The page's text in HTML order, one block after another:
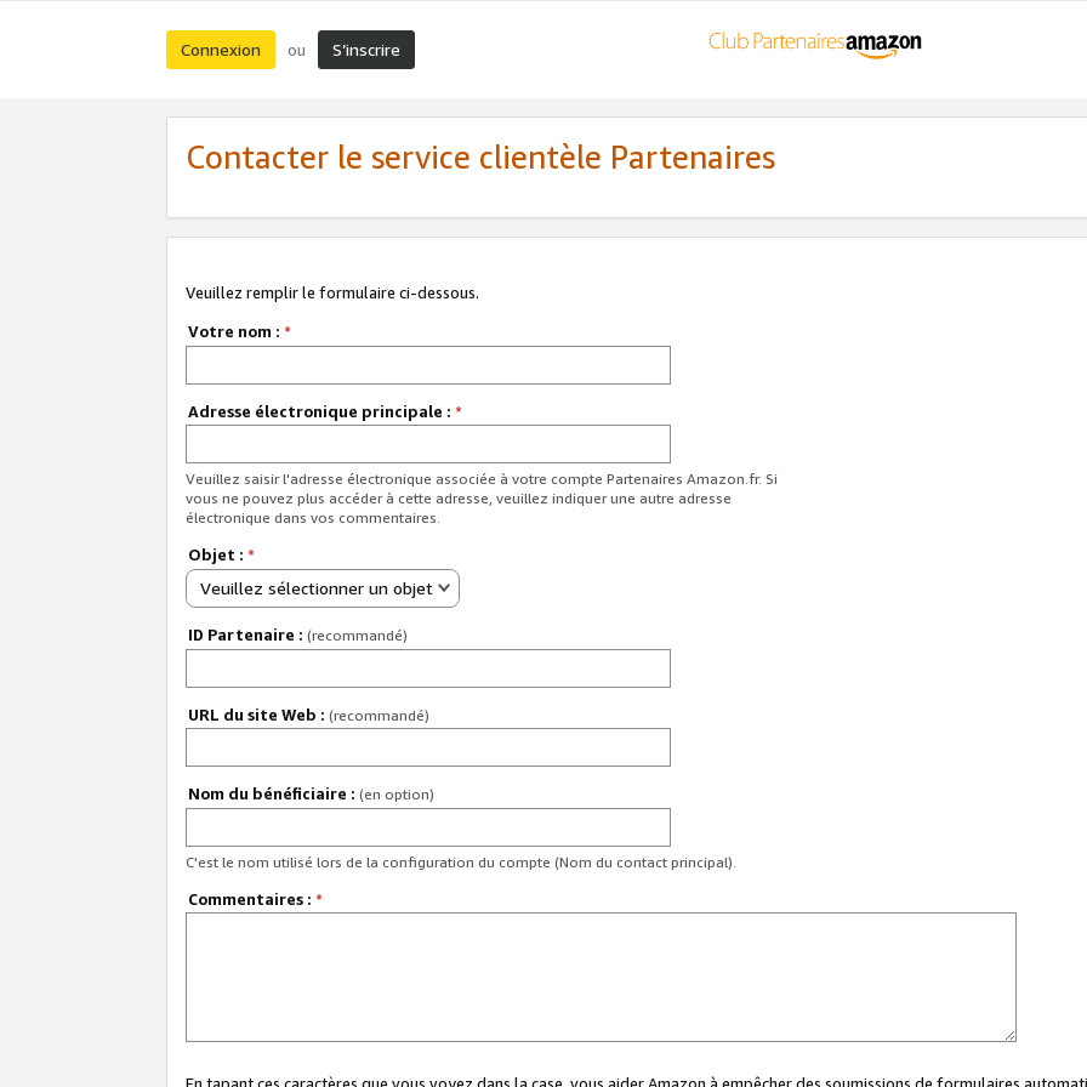
Connexion ou S’inscrire
Contacter le service clientèle Partenaires
Veuillez remplir le formulaire ci-dessous.
Votre nom : *
Adresse électronique principale : *
Veuillez saisir l'adresse électronique associée à votre compte Partenaires Amazon.fr. Si
vous ne pouvez plus accéder à cette adresse, veuillez indiquer une autre adresse
électronique dans vos commentaires.
Objet : *
Veuillez sélectionner un objet
ID Partenaire : (recommandé)
URL du site Web : (recommandé)
Nom du bénéficiaire : (en option)
C'est le nom utilisé lors de la configuration du compte (Nom du contact principal).
Commentaires : *